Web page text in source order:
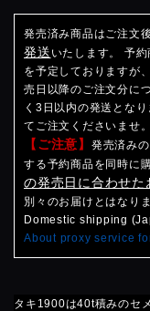
発売済み商品はご注文後
発送 いたします。 予
を予定しておりますが
売日以降のご注文分に
く3日以内の発送とな
てご注文くださいませ。
【ご注意】 発売済み
する予約商品を同時に
の発売日に合わせた
別々のお届けとはなりま
Domestic shipping
About proxy service
タキ1900は40t積みのセ